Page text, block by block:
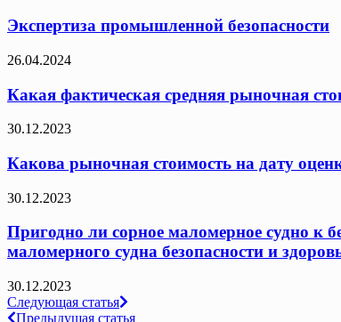
Экспертиза промышленной безопасности
26.04.2024
Какая фактическая средняя рыночная
30.12.2023
Какова рыночная стоимость на дату
30.12.2023
Пригодно ли сорное маломерное судно к
маломерного судна безопасности и
30.12.2023
Навигация
Следующая статья
Предыдущая статья